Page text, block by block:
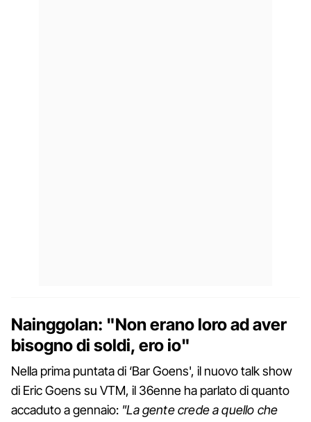
Nainggolan: "Non erano loro ad aver
bisogno di soldi, ero io"
Nella prima puntata di ‘Bar Goens', il nuovo talk show
di Eric Goens su VTM, il 36enne ha parlato di quanto
accaduto a gennaio: "La gente crede a quello che